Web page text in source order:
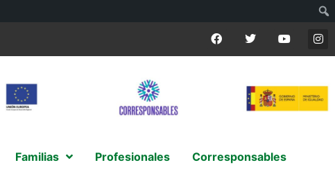
Familias Profesionales Corresponsables